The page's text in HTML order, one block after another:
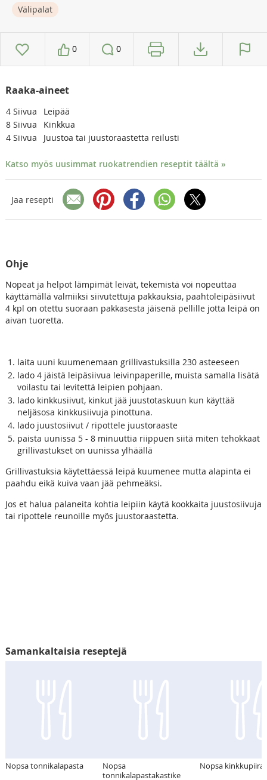
Välipalat
0 0
Raaka-aineet
4 Siivua
Leipää
8 Siivua
Kinkkua
4 Siivua Juustoa tai juustoraastetta reilusti
Katso myös uusimmat ruokatrendien reseptit täältä »
Jaa resepti
Ohje
Nopeat ja helpot lämpimät leivät, tekemistä voi nopeuttaa
käyttämällä valmiiksi siivutettuja pakkauksia, paahtoleipäsiivut
4 kpl on otettu suoraan pakkasesta jäisenä pellille jotta leipä on
aivan tuoretta.
laita uuni kuumenemaan grillivastuksilla 230 asteeseen
lado 4 jäistä leipäsiivua leivinpaperille, muista samalla lisätä
voilastu tai levitettä leipien pohjaan.
lado kinkkusiivut, kinkut jää juustotaskuun kun käyttää
neljäsosa kinkkusiivuja pinottuna.
lado juustosiivut / ripottele juustoraaste
paista uunissa 5 - 8 minuuttia riippuen siitä miten tehokkaat
grillivastukset on uunissa ylhäällä
Grillivastuksia käytettäessä leipä kuumenee mutta alapinta ei
paahdu eikä kuiva vaan jää pehmeäksi.
Jos et halua palaneita kohtia leipiin käytä kookkaita juustosiivuja
tai ripottele reunoille myös juustoraastetta.
Samankaltaisia reseptejä
Nopsa tonnikalapasta
Nopsa
tonnikalapastakastike
Nopsa kinkkupiiras